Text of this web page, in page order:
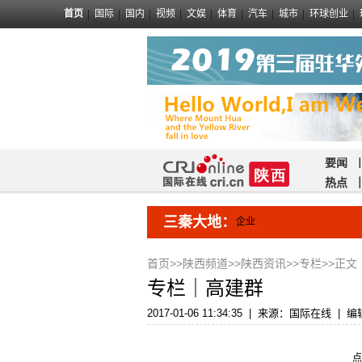
首页 国际 国内 视频 文娱 体育 汽车 城市 环球创业
要闻
热点
三秦大地： 企业
首页>>陕西频道>>陕西资讯>>专栏>>正文
专栏｜高建群
2017-01-06 11:34:35 来源：国际在线 编